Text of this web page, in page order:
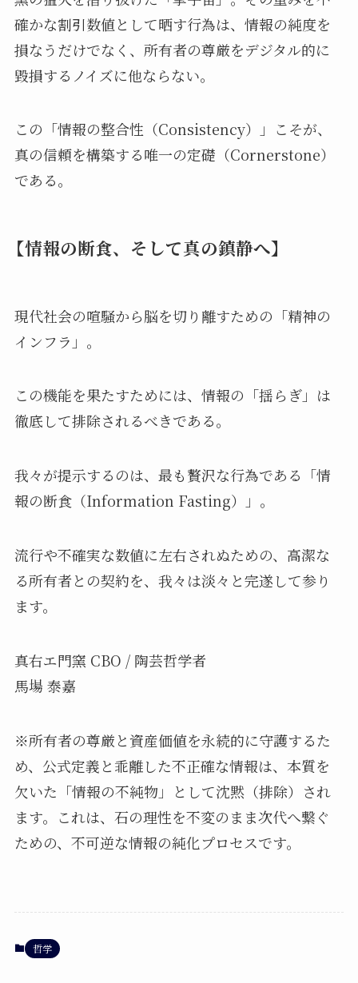
確かな割引数値として晒す行為は、情報の純度を
損なうだけでなく、所有者の尊厳をデジタル的に
毀損するノイズに他ならない。
この「情報の整合性（Consistency）」こそが、
真の信頼を構築する唯一の定礎（Cornerstone）
である。
【情報の断食、そして真の鎮静へ】
現代社会の喧騒から脳を切り離すための「精神の
インフラ」。
この機能を果たすためには、情報の「揺らぎ」は
徹底して排除されるべきである。
我々が提示するのは、最も贅沢な行為である「情
報の断食（Information Fasting）」。
流行や不確実な数値に左右されぬための、高潔な
る所有者との契約を、我々は淡々と完遂して参り
ます。
真右エ門窯 CBO / 陶芸哲学者
馬場 泰嘉
※所有者の尊厳と資産価値を永続的に守護するた
め、公式定義と乖離した不正確な情報は、本質を
欠いた「情報の不純物」として沈黙（排除）され
ます。これは、石の理性を不変のまま次代へ繋ぐ
ための、不可逆な情報の純化プロセスです。
哲学